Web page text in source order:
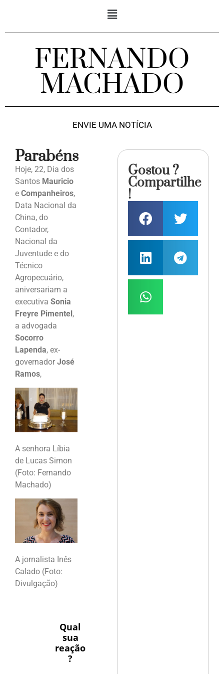
FERNANDO
MACHADO
ENVIE UMA NOTÍCIA
Parabéns
Hoje, 22, Dia dos
Santos Mauricio
e Companheiros,
Data Nacional da
China, do
Contador,
Nacional da
Juventude e do
Técnico
Agropecuário,
aniversariam a
executiva Sonia
Freyre Pimentel ,
a advogada
Socorro
Lapenda, ex-
governador José
Ramos,
A senhora Líbia
de Lucas Simon
(Foto: Fernando
Machado)
A jornalista Inês
Calado (Foto:
Divulgação)
Qual
sua
reação
?
Gostou ?
Compartilhe
!